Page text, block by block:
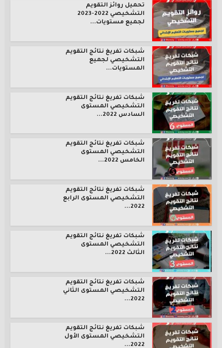
تحميل روائز التقويم
التشخيصي 2022-2023
لجميع مستويات...
شبكات تفريغ نتائج التقويم
التشخيصي لجميع
المستويات...
شبكات تفريغ نتائج التقويم
التشخيصي المستوى
السادس 2022...
شبكات تفريغ نتائج التقويم
التشخيصي المستوى
الخامس 2022...
شبكات تفريغ نتائج التقويم
التشخيصي المستوى الرابع
2022...
شبكات تفريغ نتائج التقويم
التشخيصي المستوى
الثالث 2022...
شبكات تفريغ نتائج التقويم
التشخيصي المستوى الثاني
2022...
شبكات تفريغ نتائج التقويم
التشخيصي المستوى الأول
2022...